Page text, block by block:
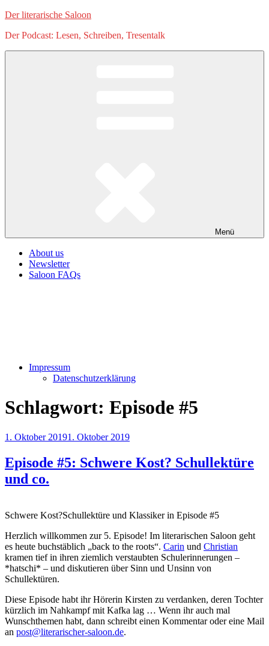
Zum
springen
Der literarische Saloon
Der Podcast: Lesen, Schreiben, Tresentalk
Menü
About us
Newsletter
Saloon FAQs
Impressum
Datenschutzerklärung
Schlagwort: Episode #5
Veröffentlicht
1. Oktober 20191. Oktober 2019
Episode #5: Schwere Kost? Schullektüre
und co.
Schwere Kost?Schullektüre und Klassiker in Episode #5
Herzlich willkommen zur 5. Episode! Im literarischen Saloon geht
es heute buchstäblich „back to the roots“. Carin und Christian
kramen tief in ihren ziemlich verstaubten Schulerinnerungen –
*hatschi* – und diskutieren über Sinn und Unsinn von
Schullektüren.
Diese Episode habt ihr Hörerin Kirsten zu verdanken, deren Tochter
kürzlich im Nahkampf mit Kafka lag … Wenn ihr auch mal
Wunschthemen habt, dann schreibt einen Kommentar oder eine Mail
an post@literarischer-saloon.de.